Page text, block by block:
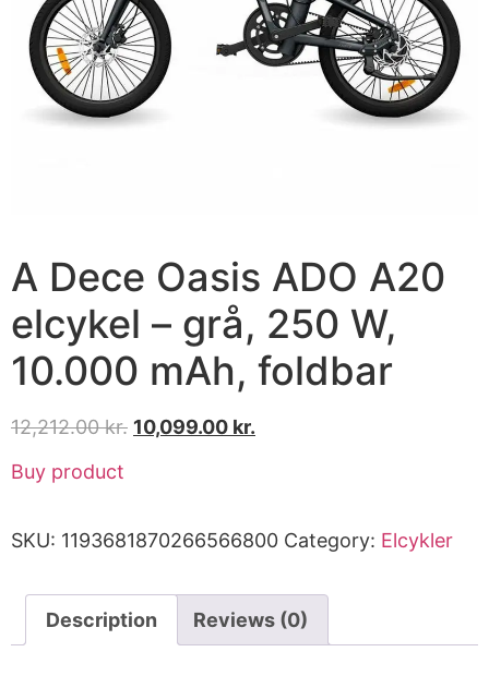
A Dece Oasis ADO A20
elcykel – grå, 250 W,
10.000 mAh, foldbar
12,212.00kr. 10,099.00 kr.
Buy product
SKU: 1193681870266566800 Category: Elcykler
Description Reviews (0)